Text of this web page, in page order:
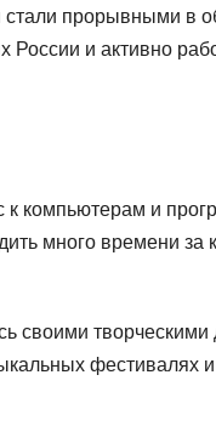
прорывными в
и активно
к компьютерам и
много времени
своими
фестивалях